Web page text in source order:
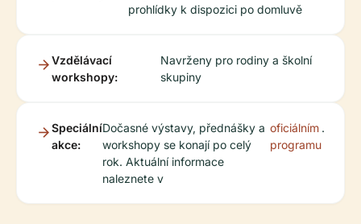
prohlídky k dispozici po domluvě
Vzdělávací
workshopy:
Navrženy pro rodiny a školní
skupiny
Speciální
akce:
Dočasné výstavy, přednášky a
workshopy se konají po celý
rok. Aktuální informace
naleznete v
oficiálním
programu
.